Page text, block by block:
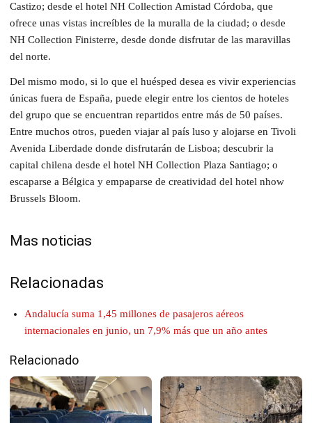
Castizo; desde el hotel NH Collection Amistad Córdoba, que
ofrece unas vistas increíbles de la muralla de la ciudad; o desde
NH Collection Finisterre, desde donde disfrutar de las maravillas
del norte.
Del mismo modo, si lo que el huésped desea es vivir experiencias
únicas fuera de España, puede elegir entre los cientos de hoteles
del grupo que se encuentran repartidos entre más de 50 países.
Entre muchos otros, pueden viajar al país luso y alojarse en Tivoli
Avenida Liberdade donde disfrutarán de Lisboa; descubrir la
capital chilena desde el hotel NH Collection Plaza Santiago; o
escaparse a Bélgica y empaparse de creatividad del hotel nhow
Brussels Bloom.
Mas noticias
Relacionadas
Andalucía suma 1,45 millones de pasajeros aéreos
internacionales en junio, un 7,9% más que un año antes
Relacionado